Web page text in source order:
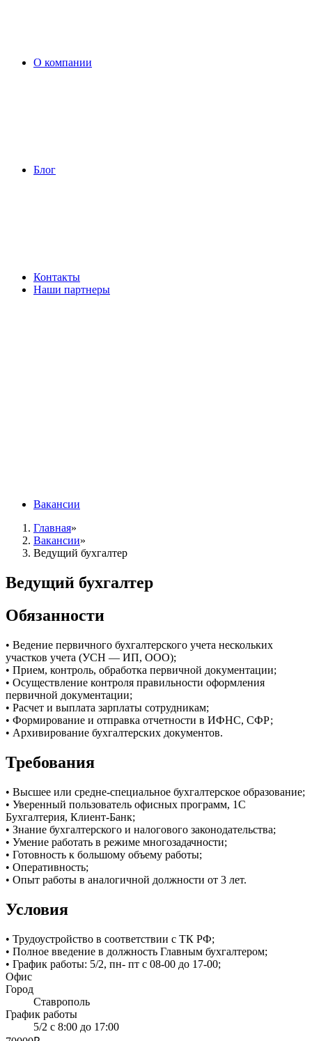
О компании
Блог
Контакты
Наши партнеры
Вакансии
Главная»
Вакансии»
Ведущий бухгалтер
Ведущий бухгалтер
Обязанности
• Ведение первичного бухгалтерского учета нескольких
участков учета (УСН — ИП, ООО);
• Прием, контроль, обработка первичной документации;
• Осуществление контроля правильности оформления
первичной документации;
• Расчет и выплата зарплаты сотрудникам;
• Формирование и отправка отчетности в ИФНС, СФР;
• Архивирование бухгалтерских документов.
Требования
• Высшее или средне-специальное бухгалтерское образование;
• Уверенный пользователь офисных программ, 1С
Бухгалтерия, Клиент-Банк;
• Знание бухгалтерского и налогового законодательства;
• Умение работать в режиме многозадачности;
• Готовность к большому объему работы;
• Оперативность;
• Опыт работы в аналогичной должности от 3 лет.
Условия
• Трудоустройство в соответствии с ТК РФ;
• Полное введение в должность Главным бухгалтером;
• График работы: 5/2, пн- пт с 08-00 до 17-00;
Офис
Город
Ставрополь
График работы
5/2 с 8:00 до 17:00